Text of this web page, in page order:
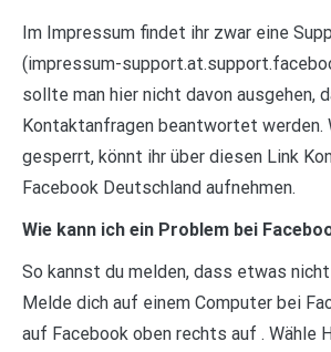
Im Impressum findet ihr zwar eine
(impressum-
sollte man hier nicht davon ausgehen,
Kontaktanfragen beantwortet werden.
gesperrt, könnt ihr über diesen Link
Facebook Deutschland aufnehmen.
Wie kann ich ein Problem bei
So kannst du melden, dass etwas
Melde dich auf einem Computer bei
auf Facebook oben rechts auf . Wähle